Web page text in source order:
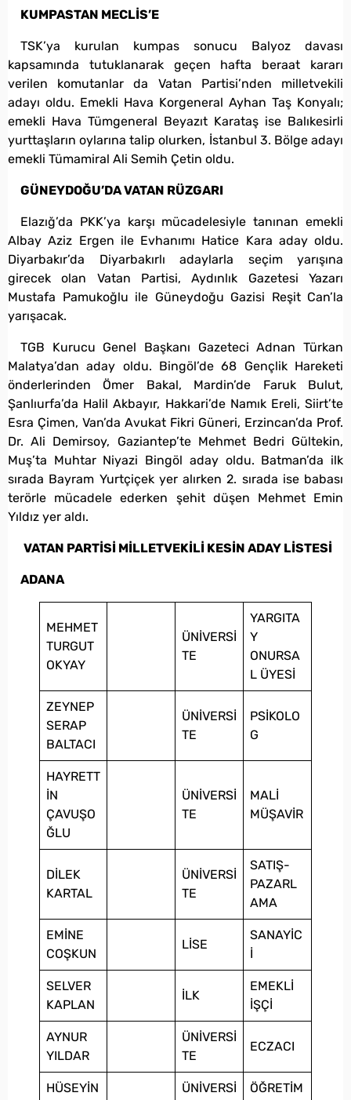
KUMPASTAN MECLİS’E
TSK’ya kurulan kumpas sonucu Balyoz davası
kapsamında tutuklanarak geçen hafta beraat kararı
verilen komutanlar da Vatan Partisi’nden milletvekili
adayı oldu. Emekli Hava Korgeneral Ayhan Taş Konyalı;
emekli Hava Tümgeneral Beyazıt Karataş ise Balıkesirli
yurttaşların oylarına talip olurken, İstanbul 3. Bölge adayı
emekli Tümamiral Ali Semih Çetin oldu.
GÜNEYDOĞU’DA VATAN RÜZGARI
Elazığ’da PKK’ya karşı mücadelesiyle tanınan emekli
Albay Aziz Ergen ile Evhanımı Hatice Kara aday oldu.
Diyarbakır’da Diyarbakırlı adaylarla seçim yarışına
girecek olan Vatan Partisi, Aydınlık Gazetesi Yazarı
Mustafa Pamukoğlu ile Güneydoğu Gazisi Reşit Can’la
yarışacak.
TGB Kurucu Genel Başkanı Gazeteci Adnan Türkan
Malatya’dan aday oldu. Bingöl’de 68 Gençlik Hareketi
önderlerinden Ömer Bakal, Mardin’de Faruk Bulut,
Şanlıurfa’da Halil Akbayır, Hakkari’de Namık Ereli, Siirt’te
Esra Çimen, Van’da Avukat Fikri Güneri, Erzincan’da Prof.
Dr. Ali Demirsoy, Gaziantep’te Mehmet Bedri Gültekin,
Muş’ta Muhtar Niyazi Bingöl aday oldu. Batman’da ilk
sırada Bayram Yurtçiçek yer alırken 2. sırada ise babası
terörle mücadele ederken şehit düşen Mehmet Emin
Yıldız yer aldı.
VATAN PARTİSİ MİLLETVEKİLİ KESİN ADAY LİSTESİ
ADANA
MEHMET
TURGUT
OKYAY
ÜNİVERSİ
TE
YARGITA
Y
ONURSA
L ÜYESİ
ZEYNEP
SERAP
BALTACI
ÜNİVERSİ
TE
PSİKOLO
G
HAYRETT
İN
ÇAVUŞO
ĞLU
ÜNİVERSİ
TE
MALİ
MÜŞAVİR
DİLEK
KARTAL
ÜNİVERSİ
TE
SATIŞ-
PAZARL
AMA
EMİNE
COŞKUN
LİSE
SANAYİC
İ
SELVER
KAPLAN
İLK
EMEKLİ
İŞÇİ
AYNUR
YILDAR
ÜNİVERSİ
TE
ECZACI
HÜSEYİN
ÜNİVERSİ
ÖĞRETİM